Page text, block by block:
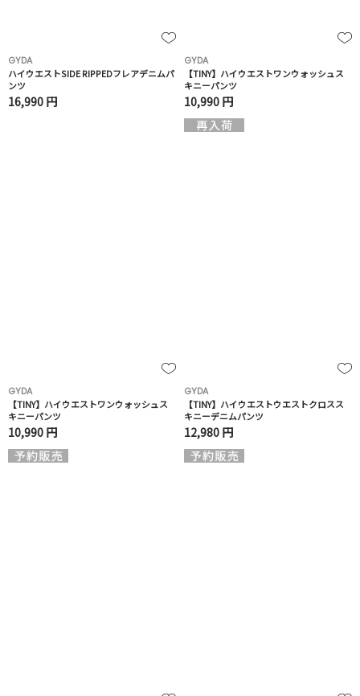
GYDA
ハイウエストSIDE RIPPEDフレアデニムパ
ンツ
16,990 円
GYDA
【TINY】ハイウエストワンウォッシュス
キニーパンツ
10,990 円
GYDA
【TINY】ハイウエストワンウォッシュス
キニーパンツ
10,990 円
GYDA
【TINY】ハイウエストウエストクロスス
キニーデニムパンツ
12,980 円